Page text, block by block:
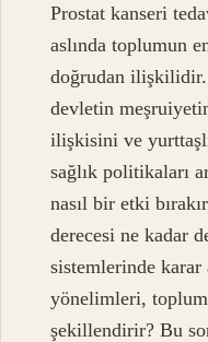
Prostat kanseri
aslında toplumun
doğrudan
devletin
ilişkisini ve
sağlık politikaları
nasıl bir etki
derecesi ne kadar
sistemlerinde karar
yönelimleri,
şekillendirir? Bu